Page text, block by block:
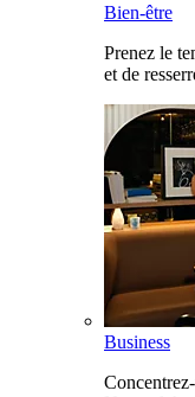
Bien-être
Prenez le
et de
Business